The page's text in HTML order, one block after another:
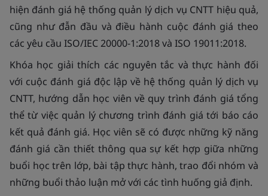
hiện đánh giá hệ thống quản lý dịch vụ CNTT hiệu quả,
cũng như đẫn đầu và điều hành cuộc đánh giá theo
các yêu cầu ISO/IEC 20000-1:2018 và ISO 19011:2018.
Khóa học giải thích các nguyên tắc và thực hành đối
với cuộc đánh giá độc lập về hệ thống quản lý dịch vụ
CNTT, hướng dẫn học viên về quy trình đánh giá tổng
thể từ việc quản lý chương trình đánh giá tới báo cáo
kết quả đánh giá. Học viên sẽ có được những kỹ năng
đánh giá cần thiết thông qua sự kết hợp giữa những
buổi học trên lớp, bài tập thực hành, trao đổi nhóm và
những buổi thảo luận mở với các tình huống giả định.